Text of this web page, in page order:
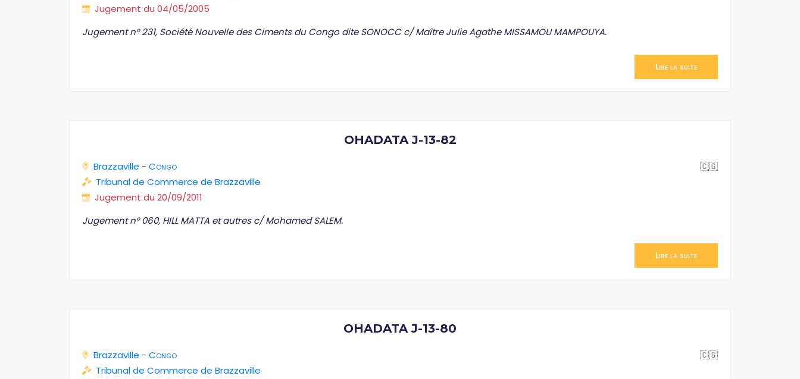
Jugement du 04/05/2005
Jugement n° 231, Société Nouvelle des Ciments du Congo dite SONOCC c/ Maître Julie Agathe MISSAMOU MAMPOUYA.
Lire la suite
OHADATA J-13-82
Brazzaville - Congo
🇨🇬
Tribunal de Commerce de Brazzaville
Jugement du 20/09/2011
Jugement n° 060, HILL MATTA et autres c/ Mohamed SALEM.
Lire la suite
OHADATA J-13-80
Brazzaville - Congo
🇨🇬
Tribunal de Commerce de Brazzaville